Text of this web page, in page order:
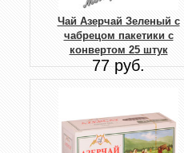
Чай Азерчай Зеленый с
чабрецом пакетики с
конвертом 25 штук
77 руб.